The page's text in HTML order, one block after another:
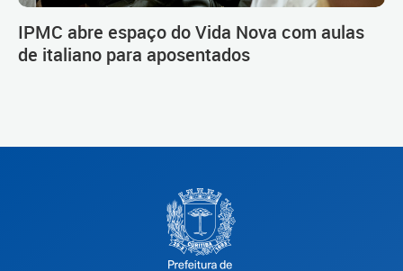
IPMC abre espaço do Vida Nova com aulas
de italiano para aposentados